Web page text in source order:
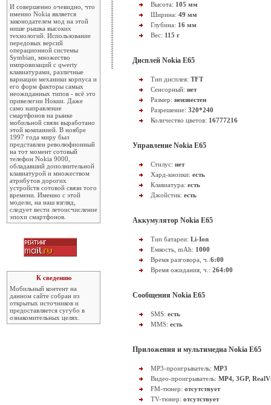
И совершенно очевидно, что
именно Nokia является
законодателем мод на этой
нише рышка высоких
технологий. Использование
передовых версий
операционной системы
Symbian, множество
импровизаций с qwerty
клавиатурами, различные
вариации механики корпуса и
его форм факторы самых
неожиданных типов - всё это
привелегии Нокии. Даже
само направление
смартфонов на рынке
мобильной связи выработано
этой компанией. В ноябре
1997 года миру был
представлен революфионный
на тот момент сотовый
телефон Nokia 9000,
обладавший дополнительной
клавиатурой и множеством
атрибутов дорогих
устройств сотовой связи того
времени. Именно с этой
модели, на наш взгляд,
следует вести летоисчисление
эпохи смартфонов.
К сведению
Мобильный контент на
данном сайте собран из
открытых источников и
предоставляется сугубо в
ознакомительных целях.
Высота: 105 мм
Ширина: 49 мм
Глубина: 16 мм
Вес: 115 г
Дисплей Nokia E65
Тип дисплея: TFT
Сенсорный: нет
Размер: неизвестен
Разрешение: 320*240
Количество цветов: 16777216
Управление Nokia E65
Стилус: нет
Хард-кнопки: есть
Клавиатура: есть
Джойстик: есть
Аккумулятор Nokia E65
Тип батареи: Li-Ion
Емкость, mAh: 1000
Время разговора, ч.:6:00
Время ожидания, ч.: 264:00
Сообщения Nokia E65
SMS: есть
MMS: есть
Приложения и мультимедиа Nokia E65
MP3-проигрыватель: MP3
Видео-проигрыватель: MP4, 3GP,
FM-тюнер: отсутствует
TV-тюнер: отсутствует